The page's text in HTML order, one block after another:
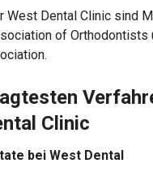
West Dental Clinic sind
of Orthodontists
Clinic
bei West Dental